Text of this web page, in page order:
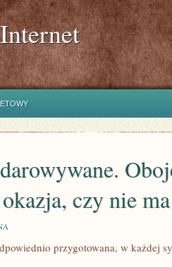
czy nie ma
przygotowana, w każdej